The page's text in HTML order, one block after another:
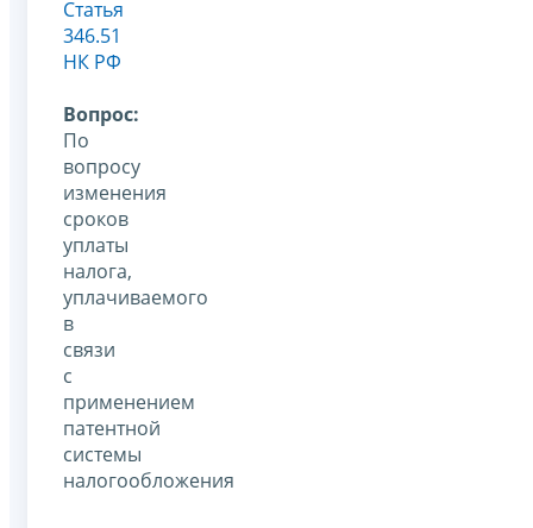
Статья
346.51
НК РФ
Вопрос:
По
вопросу
изменения
сроков
уплаты
налога,
уплачиваемого
в
связи
с
применением
патентной
системы
налогообложения